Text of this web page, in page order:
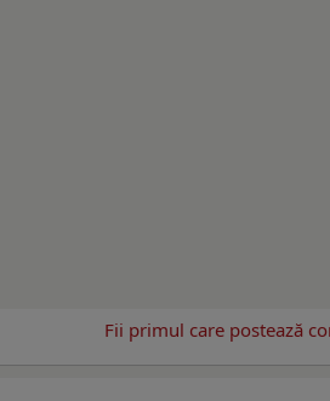
Fii primul care postează